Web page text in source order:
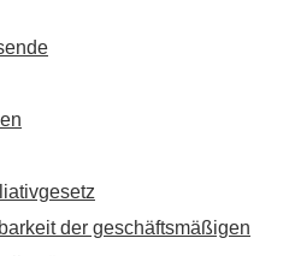
der geschäftsmäßigen